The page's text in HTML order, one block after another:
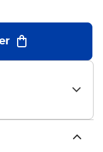
devant une fenêtre
Matériau du
intérieur : bois
: 105-110 x 160 cm (l x
(l x H) Épaisseur : 16
une utilisation en